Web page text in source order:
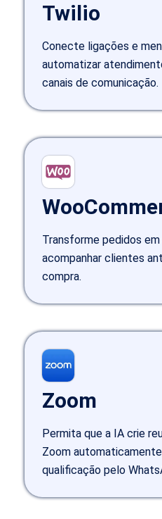
Twilio
Conecte ligações e
automatizar
canais de comunicação.
Transforme pedidos
acompanhar clientes
compra.
Zoom
Permita que a IA crie
Zoom
qualificação pelo